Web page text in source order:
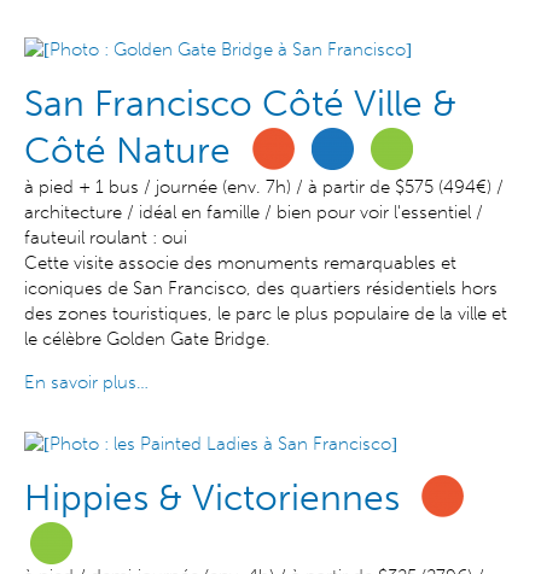
San Francisco Côté Ville &
Côté Nature
à pied + 1 bus / journée (env. 7h) / à partir de $575 (494€) /
architecture / idéal en famille / bien pour voir l'essentiel /
fauteuil roulant : oui
Cette visite associe des monuments remarquables et
iconiques de San Francisco, des quartiers résidentiels hors
des zones touristiques, le parc le plus populaire de la ville et
le célèbre Golden Gate Bridge.
En savoir plus…
Hippies & Victoriennes